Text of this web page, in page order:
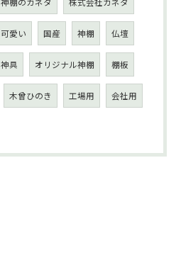
可愛い 国産 神棚 仏壇
神具 オリジナル神棚 棚板
木曾ひのき 工場用 会社用